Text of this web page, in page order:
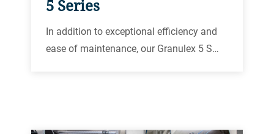
5 Series
In addition to exceptional efficiency and
ease of maintenance, our Granulex 5 S…